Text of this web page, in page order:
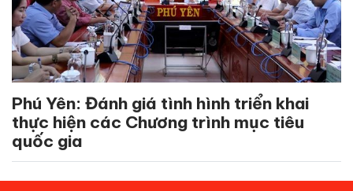
Phú Yên: Đánh giá tình hình triển khai
thực hiện các Chương trình mục tiêu
quốc gia